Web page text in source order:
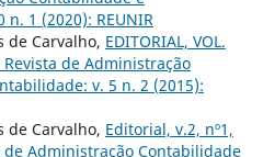
1 (2020): REUNIR
de Carvalho, EDITORIAL, VOL.
Revista de Administração
v. 5 n. 2 (2015):
de Carvalho, Editorial, v.2, nº1,
de Administração Contabilidade